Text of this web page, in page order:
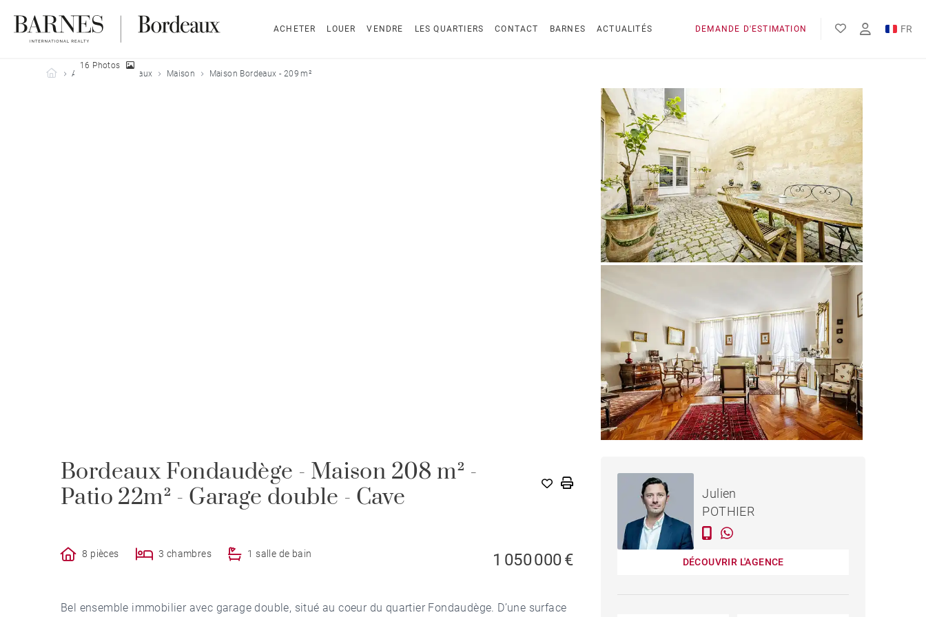
ACHETER LOUER VENDRE LES QUARTIERS CONTACT BARNES ACTUALITÉS DEMANDE D'ESTIMATION
FR
Barnes Bordeaux
Acheter Bordeaux Maison Maison Bordeaux - 209 m²
16 Photos
Bordeaux Fondaudège - Maison 208 m² -
Patio 22m² - Garage double - Cave
8 pièces 3 chambres 1 salle de bain 1 050 000 €
Bel ensemble immobilier avec garage double, situé au coeur du quartier Fondaudège. D’une surface
MAISON BORDEAUX -
209 M²Julien
POTHIER
DÉCOUVRIR L'AGENCE